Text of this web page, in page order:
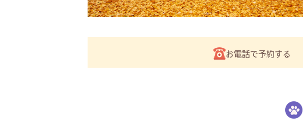
お電話で予約する